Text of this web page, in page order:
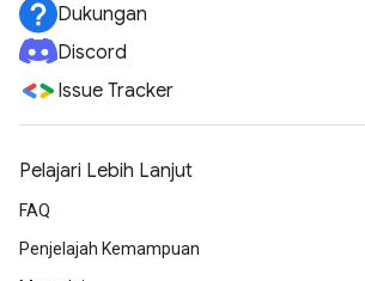
Dukungan
Discord
Issue Tracker
Pelajari Lebih Lanjut
FAQ
Penjelajah Kemampuan